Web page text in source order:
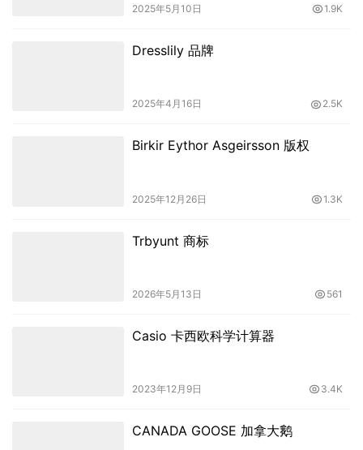
2025年5月10日 1.9K
Dresslily 品牌
2025年4月16日 2.5K
Birkir Eythor Asgeirsson 版权
2025年12月26日 1.3K
Trbyunt 商标
2026年5月13日 561
Casio 卡西欧科学计算器
2023年12月9日 3.4K
CANADA GOOSE 加拿大鹅